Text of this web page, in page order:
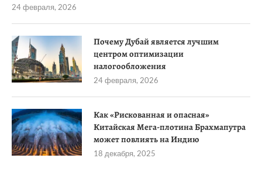
24 февраля, 2026
Почему Дубай является лучшим
центром оптимизации
налогообложения
24 февраля, 2026
Как «Рискованная и опасная»
Китайская Мега-плотина Брахмапутра
может повлиять на Индию
18 декабря, 2025